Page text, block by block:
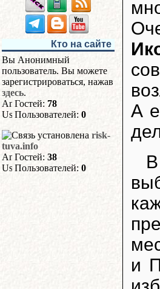
Кто на сайте
Вы Анонимный
пользователь. Вы можете
зарегистрироваться, нажав
здесь.
Гостей: 78
Пользователей: 0
risk-
tuva.info
Гостей: 38
Пользователей: 0
А
и